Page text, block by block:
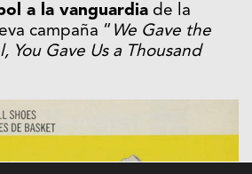
a la vanguardia de la
campaña “ We Gave the
You Gave Us a Thousand